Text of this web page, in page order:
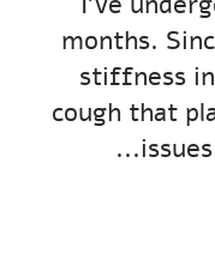
months.
stiffness
cough that